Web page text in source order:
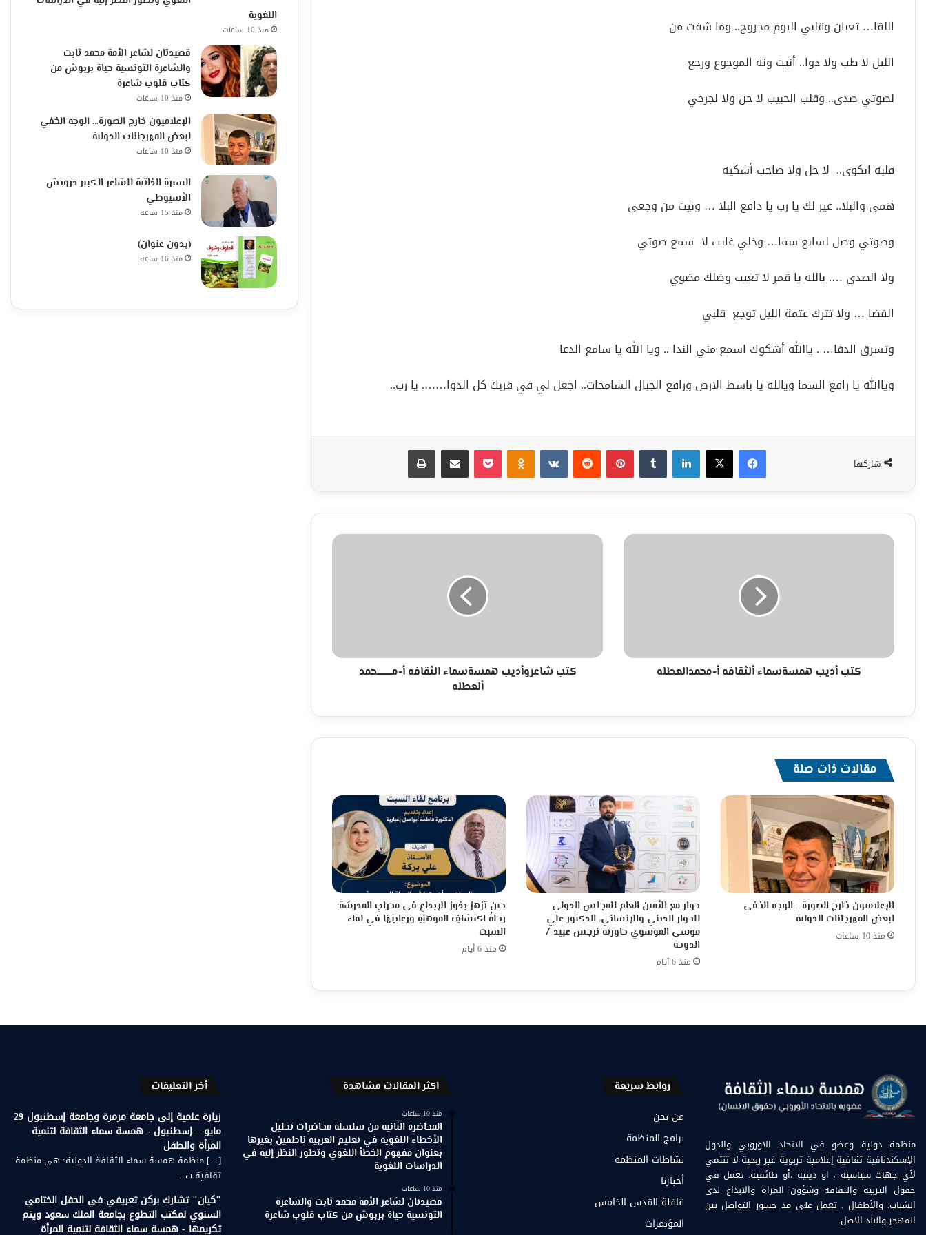
اللقا… تعبان وقلبي اليوم مجروح.. وما شفت من
الليل لا طب ولا دوا.. أنيت ونة الموجوع ورجع
لصوتي صدى.. وقلب الحبيب لا حن ولا لجرحي
قلبه انكوى.. لا خل ولا صاحب أشكيه
همي والبلا.. غير لك يا رب يا دافع البلا … ونيت من وجعي
وصوتي وصل لسابع سما… وخلي غايب لا سمع صوتي
ولا الصدى …. بالله يا قمر لا تغيب وضلك مضوي
الفضا … ولا تترك عتمة الليل توجع قلبي
وتسرق الدفا… . ياالله أشكوك اسمع مني الندا .. ويا الله يا سامع الدعا
وياالله يا رافع السما ويالله يا باسط الارض ورافع الجبال الشامخات.. اجعل لي في قربك كل الدوا……. يا رب..
شاركها
فيسبوك‫X لينكدإن بينتيريست Odnoklassniki
‫Pocket مشاركة عبر البريد طباعة
كتب
كتب أديب همسةسماء ألثقافه أ-محمدالعطله
كتب
كتب شاعروأديب همسةسماء الثقافه أ-مـــــــــــحمد
ألعطله
مقالات ذات صلة
الإعلاميون خارج الصورة… الوجه الخفي
لبعض المهرجانات الدولية
منذ 10 ساعات
حوار مع الأمين العام للمجلس الدولي
للحوار الديني والإنساني، الدكتور علي
موسى الموسوي حاورته نرجس عبيد /
الدوحة
منذ 6 أيام
حين تزهرُ بذورُ الإبداعِ في محرابِ المدرسَة:
رحلةُ اكتشافِ الموهبَةِ ورعايتِهَا في لقاء
السبت
منذ 6 أيام
اللغوية
منذ 10 ساعات
قصيدتان لشاعر الأمة محمد ثابت
والشاعرة التونسية حياة بربوش من
كتاب قلوب شاعرة
منذ 10 ساعات
الإعلاميون خارج الصورة… الوجه الخفي
لبعض المهرجانات الدولية
منذ 10 ساعات
السيرة الذاتية للشاعر الكبير درويش
الأسيوطي
منذ 15 ساعة
(بدون عنوان)
منذ 16 ساعة
منظمة دولية وعضو في الاتحاد الاوروبي والدول
الإسكندنافية ثقافية إعلامية تربوية غير ربحية لا تنتمي
لأي جهات سياسية ، او دينية ،أو طائفية. تعمل في
حقول التربية والثقافة وشؤون المراة والابداع لدى
الشباب. والأطفال . تعمل على مد جسور التواصل بين
المهجر والبلد الاصل.
روابط سريعة
من نحن
برامج المنظمة
نشاطات المنظمة
أخبارنا
قافلة القدس الخامس
المؤتمرات
اكثر المقالات مشاهدة
منذ 10 ساعات
المحاضرة الثانية من سلسلة محاضرات تحليل
الأخطاء اللغوية في تعليم العربية ناطقين بغيرها
بعنوان مفهوم الخطأ اللغوي وتطور النظر إليه في
الدراسات اللغوية
منذ 10 ساعات
قصيدتان لشاعر الأمة محمد ثابت والشاعرة
التونسية حياة بربوش من كتاب قلوب شاعرة
أخر التعليقات
زيارة علمية إلى جامعة مرمرة وجامعة إسطنبول 29
مايو – إسطنبول - همسة سماء الثقافة لتنمية
المرأة والطفل
[…] منظمة همسة سماء الثقافة الدولية: هي منظمة
ثقافية ت...
"كيان" تشارك بركن تعريفي في الحفل الختامي
السنوي لمكتب التطوع بجامعة الملك سعود ويتم
تكريمها - همسة سماء الثقافة لتنمية المرأة